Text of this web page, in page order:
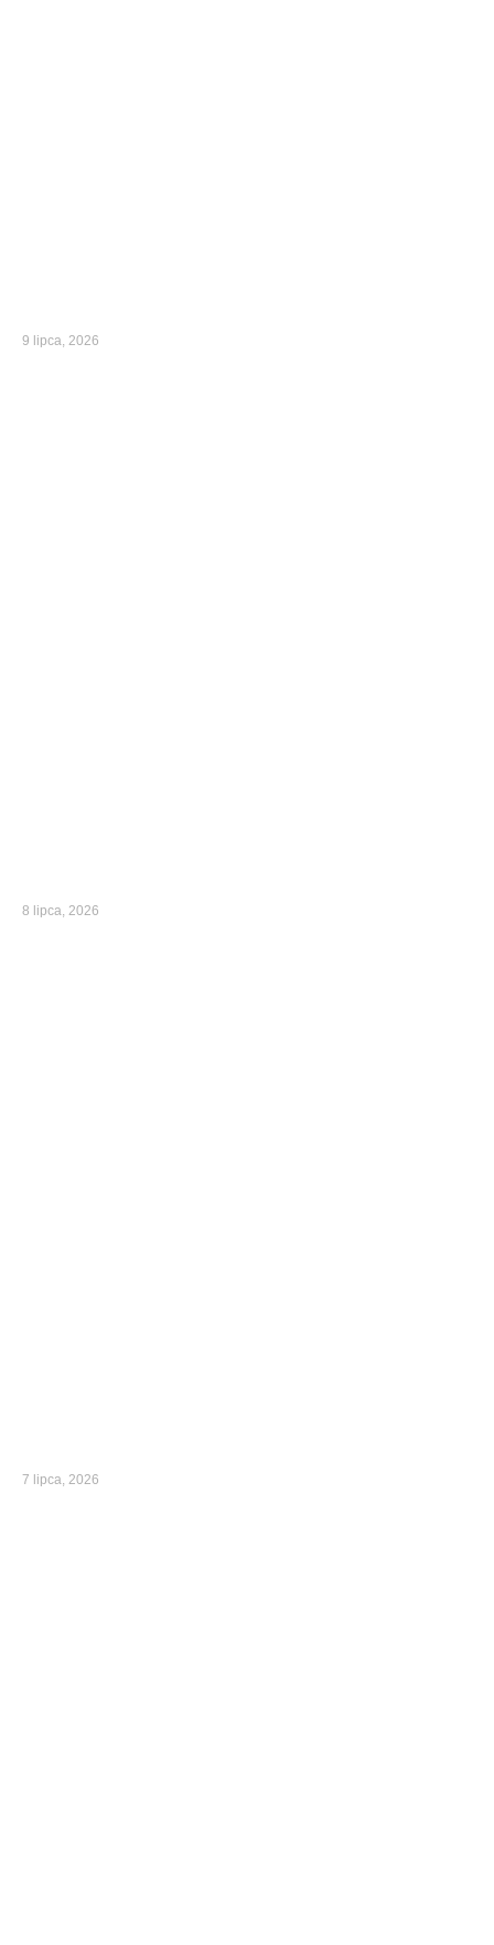
9 lipca, 2026
8 lipca, 2026
7 lipca, 2026